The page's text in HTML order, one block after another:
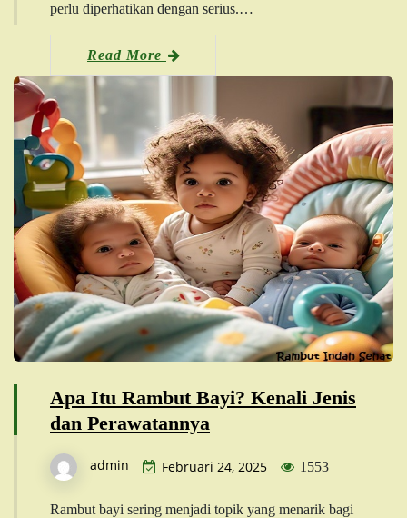
perlu diperhatikan dengan serius.…
Read More
Apa Itu Rambut Bayi? Kenali Jenis
dan Perawatannya
admin Februari 24, 2025 1553
Rambut bayi sering menjadi topik yang menarik bagi